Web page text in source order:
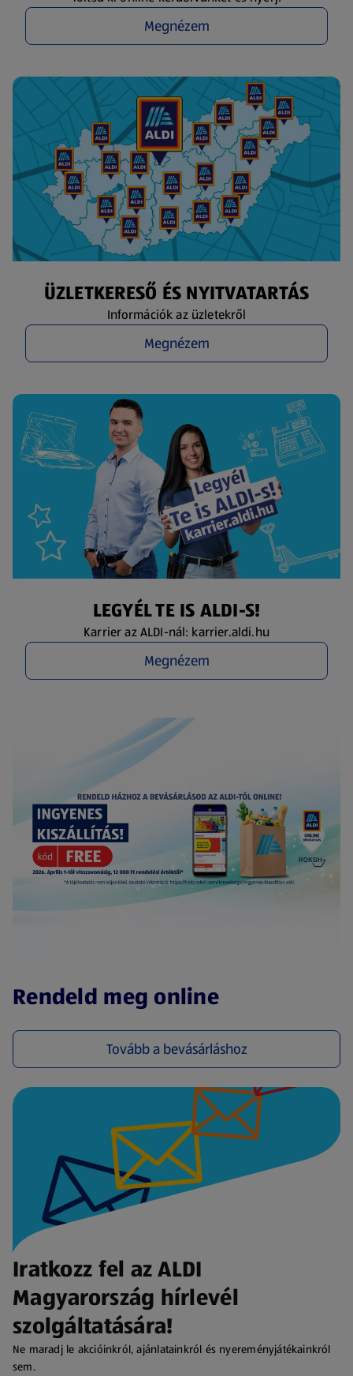
Megnézem
ÜZLETKERESŐ ÉS NYITVATARTÁS
Információk az üzletekről
Megnézem
LEGYÉL TE IS ALDI-S!
Karrier az ALDI-nál: karrier.aldi.hu
Megnézem
Rendeld meg online
Tovább a bevásárláshoz
(új oldalon nyílik meg)
Iratkozz fel az ALDI
Magyarország hírlevél
szolgáltatására!
Ne maradj le akcióinkról, ajánlatainkról és nyereményjátékainkról
sem.